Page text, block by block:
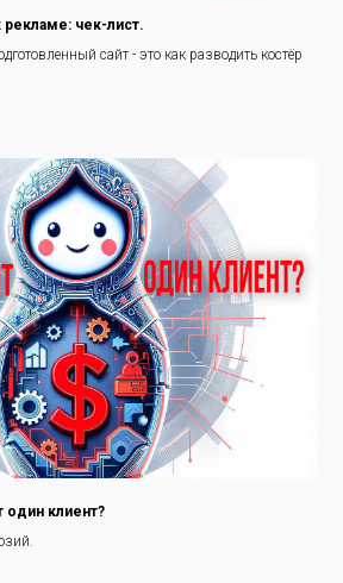
рекламе: чек-лист.
сайт - это как разводить костёр
один клиент?